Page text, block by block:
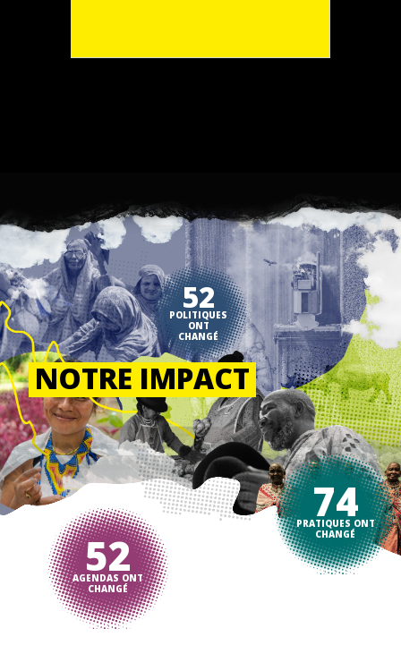
NOTRE IMPACT
52
POLITIQUES
ONT
CHANGÉ
74
PRATIQUES ONT
CHANGÉ
52
AGENDAS ONT
CHANGÉ